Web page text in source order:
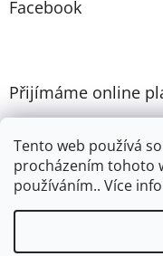
Tento web používá
procházením tohoto
používáním.. Více
Facebook
Přijímáme online